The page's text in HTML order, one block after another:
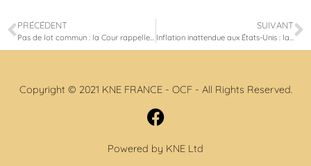
PRÉCÉDENT SUIVANT
Copyright © 2021 KNE FRANCE - OCF - All Rights Reserved.
Powered by KNE Ltd